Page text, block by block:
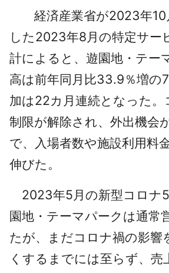
経済産業省が2023年10
した2023年8月の特定サー
計によると、遊園地・テー
高は前年同月比33.9％増の
加は22カ月連続となった。
制限が解除され、外出機会
で、入場者数や施設利用料
伸びた。
2023年5月の新型コロナ
園地・テーマパークは通常
たが、まだコロナ禍の影響
くするまでには至らず、売